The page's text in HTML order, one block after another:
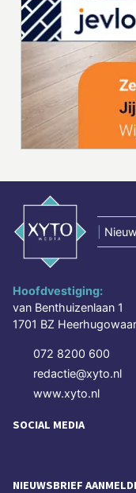
Hoofdvestiging:
van Benthuizenlaan 1
1701 BZ
072 8200 600
redactie@xyto.nl
www.xyto.nl
SOCIAL MEDIA
NIEUWSBRIEF